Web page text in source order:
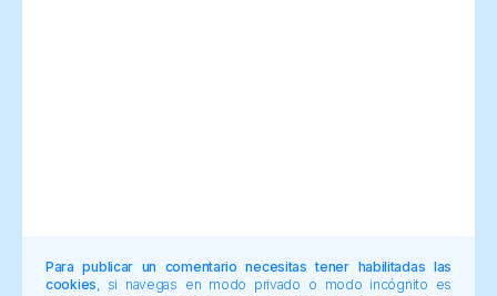
Para publicar un comentario necesitas tener habilitadas las
cookies , si navegas en modo privado o modo incógnito es